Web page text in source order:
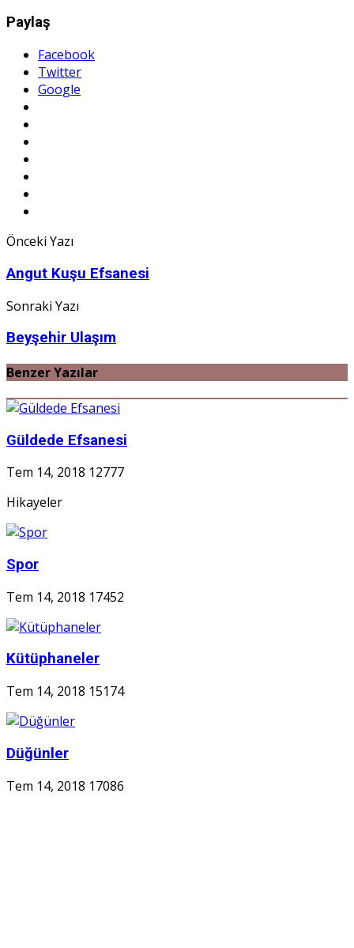
Paylaş
Facebook
Twitter
Google
Önceki Yazı
Angut Kuşu Efsanesi
Sonraki Yazı
Beyşehir Ulaşım
Benzer Yazılar
Güldede Efsanesi
Tem 14, 2018 12777
Hikayeler
Spor
Tem 14, 2018 17452
Kütüphaneler
Tem 14, 2018 15174
Düğünler
Tem 14, 2018 17086